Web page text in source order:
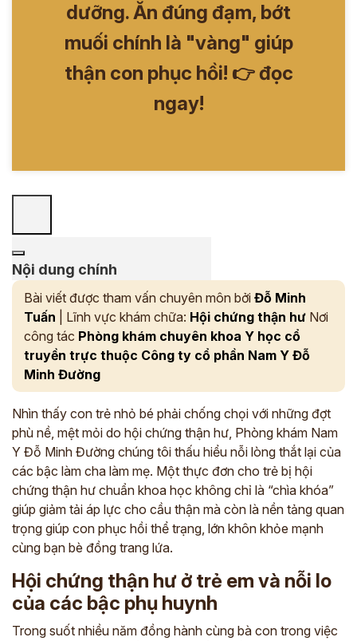
dưỡng. Ăn đúng đạm, bớt
muối chính là "vàng" giúp
thận con phục hồi! 👉 đọc
ngay!
Nội dung chính
Bài viết được tham vấn chuyên môn bởi Đỗ Minh
Tuấn | Lĩnh vực khám chữa: Hội chứng thận hư Nơi
công tác Phòng khám chuyên khoa Y học cổ
truyền trực thuộc Công ty cổ phần Nam Y Đỗ
Minh Đường
Nhìn thấy con trẻ nhỏ bé phải chống chọi với những đợt
phù nề, mệt mỏi do hội chứng thận hư, Phòng khám Nam
Y Đỗ Minh Đường chúng tôi thấu hiểu nỗi lòng thắt lại của
các bậc làm cha làm mẹ. Một thực đơn cho trẻ bị hội
chứng thận hư chuẩn khoa học không chỉ là “chìa khóa”
giúp giảm tải áp lực cho cầu thận mà còn là nền tảng quan
trọng giúp con phục hồi thể trạng, lớn khôn khỏe mạnh
cùng bạn bè đồng trang lứa.
Hội chứng thận hư ở trẻ em và nỗi lo
của các bậc phụ huynh
Trong suốt nhiều năm đồng hành cùng bà con trong việc